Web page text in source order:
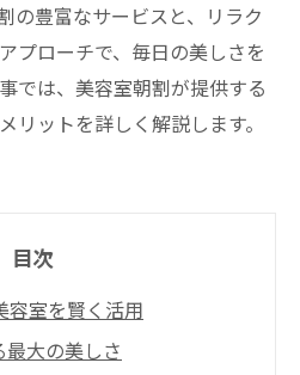
の豊富なサービスと、リラク
プローチで、毎日の美しさを
では、美容室朝割が提供する
リットを詳しく解説します。
目次
容室を賢く活用
大の美しさ